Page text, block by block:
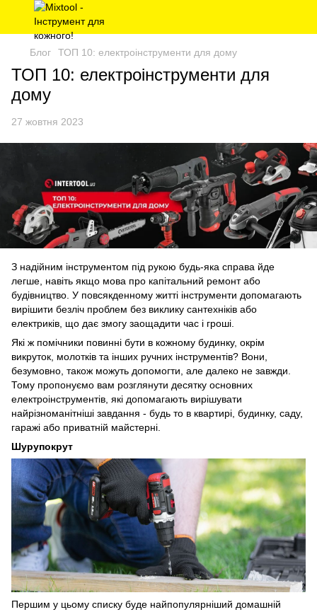
Блог ТОП 10: електроінструменти для дому
ТОП 10: електроінструменти для
дому
27 жовтня 2023
З надійним інструментом під рукою будь-яка справа йде
легше, навіть якщо мова про капітальний ремонт або
будівництво. У повсякденному житті інструменти допомагають
вирішити безліч проблем без виклику сантехніків або
електриків, що дає змогу заощадити час і гроші.
Які ж помічники повинні бути в кожному будинку, окрім
викруток, молотків та інших ручних інструментів? Вони,
безумовно, також можуть допомогти, але далеко не завжди.
Тому пропонуємо вам розглянути десятку основних
електроінструментів, які допомагають вирішувати
найрізноманітніші завдання - будь то в квартирі, будинку, саду,
гаражі або приватній майстерні.
Шурупокрут
Першим у цьому списку буде найпопулярніший домашній